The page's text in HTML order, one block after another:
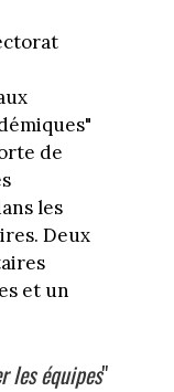
de
les
Deux
et un
les équipes"